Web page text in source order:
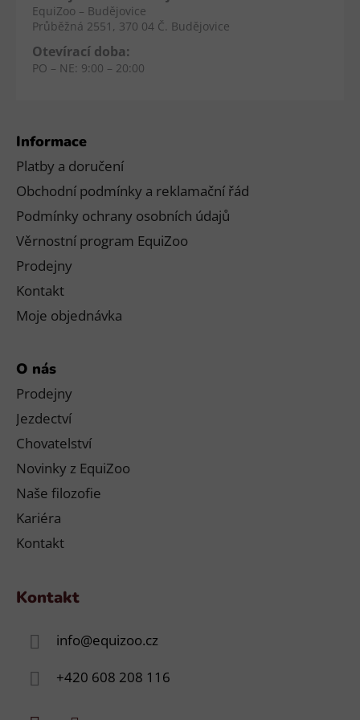
Informace
Platby a doručení
Obchodní podmínky a reklamační řád
Podmínky ochrany osobních údajů
Věrnostní program EquiZoo
Prodejny
Kontakt
Moje objednávka
O nás
Prodejny
Jezdectví
Chovatelství
Novinky z EquiZoo
Naše filozofie
Kariéra
Kontakt
Kontakt
info@equizoo.cz
+420 608 208 116
EquiZoo – Budějovice
Průběžná 2551, 370 04 Č. Budějovice
Otevírací doba:
PO – NE: 9:00 – 20:00